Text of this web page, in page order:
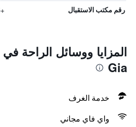
رقم مكتب الاستقبال +995 577 62 74 24
Gia
خدمة الغرف
واي فاي مجاني